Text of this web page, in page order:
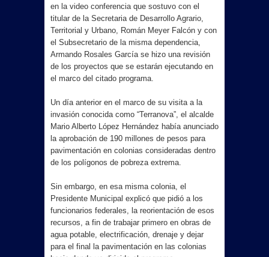
en la video conferencia que sostuvo con el
titular de la Secretaria de Desarrollo Agrario,
Territorial y Urbano, Román Meyer Falcón y con
el Subsecretario de la misma dependencia,
Armando Rosales García se hizo una revisión
de los proyectos que se estarán ejecutando en
el marco del citado programa.
Un día anterior en el marco de su visita a la
invasión conocida como “Terranova”, el alcalde
Mario Alberto López Hernández había anunciado
la aprobación de 190 millones de pesos para
pavimentación en colonias consideradas dentro
de los polígonos de pobreza extrema.
Sin embargo, en esa misma colonia, el
Presidente Municipal explicó que pidió a los
funcionarios federales, la reorientación de esos
recursos, a fin de trabajar primero en obras de
agua potable, electrificación, drenaje y dejar
para el final la pavimentación en las colonias